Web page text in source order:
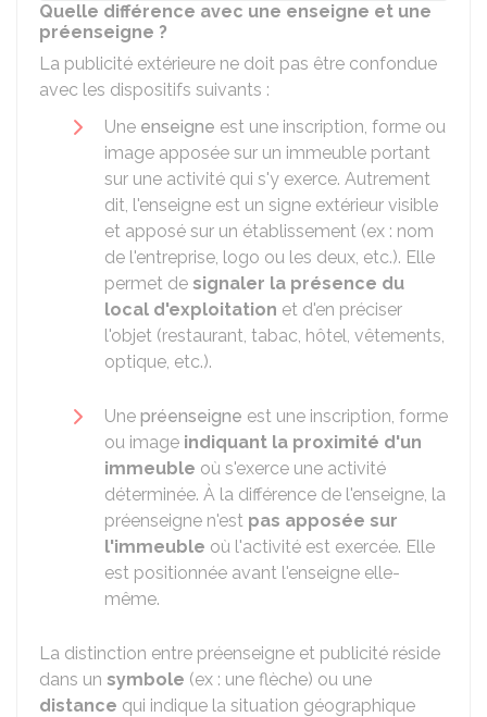
Quelle différence avec une enseigne et une
préenseigne ?
La publicité extérieure ne doit pas être confondue
avec les dispositifs suivants :
Une enseigne est une inscription, forme ou
image apposée sur un immeuble portant
sur une activité qui s'y exerce. Autrement
dit, l'enseigne est un signe extérieur visible
et apposé sur un établissement (ex : nom
de l'entreprise, logo ou les deux, etc.). Elle
permet de signaler la présence du
local d'exploitation et d'en préciser
l'objet (restaurant, tabac, hôtel, vêtements,
optique, etc.).
Une préenseigne est une inscription, forme
ou image indiquant la proximité d'un
immeuble où s'exerce une activité
déterminée. À la différence de l'enseigne, la
préenseigne n'est pas apposée sur
l'immeuble où l'activité est exercée. Elle
est positionnée avant l'enseigne elle-
même.
La distinction entre préenseigne et publicité réside
dans un symbole (ex : une flèche) ou une
distance qui indique la situation géographique